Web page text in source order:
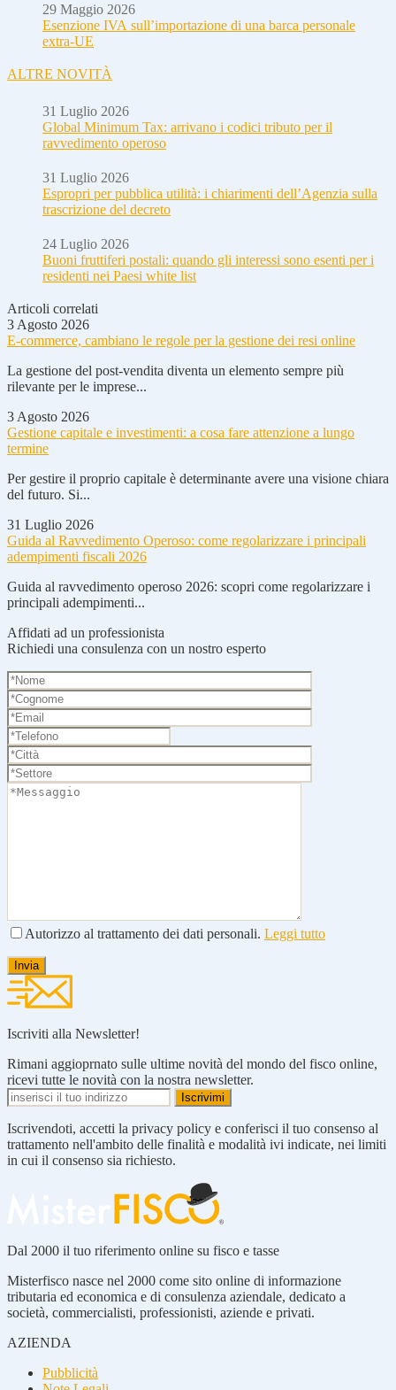
29 Maggio 2026
Esenzione IVA sull’importazione di una barca personale
extra-UE
ALTRE NOVITÀ
31 Luglio 2026
Global Minimum Tax: arrivano i codici tributo per il
ravvedimento operoso
31 Luglio 2026
Espropri per pubblica utilità: i chiarimenti dell’Agenzia sulla
trascrizione del decreto
24 Luglio 2026
Buoni fruttiferi postali: quando gli interessi sono esenti per i
residenti nei Paesi white list
Articoli correlati
3 Agosto 2026
E-commerce, cambiano le regole per la gestione dei resi online
La gestione del post-vendita diventa un elemento sempre più
rilevante per le imprese...
3 Agosto 2026
Gestione capitale e investimenti: a cosa fare attenzione a lungo
termine
Per gestire il proprio capitale è determinante avere una visione chiara
del futuro. Si...
31 Luglio 2026
Guida al Ravvedimento Operoso: come regolarizzare i principali
adempimenti fiscali 2026
Guida al ravvedimento operoso 2026: scopri come regolarizzare i
principali adempimenti...
Affidati ad un professionista
Richiedi una consulenza con un nostro esperto
Autorizzo al trattamento dei dati personali. Leggi tutto
Iscriviti alla Newsletter!
Rimani aggioprnato sulle ultime novità del mondo del fisco online,
ricevi tutte le novità con la nostra newsletter.
Iscrivendoti, accetti la privacy policy e conferisci il tuo consenso al
trattamento nell'ambito delle finalità e modalità ivi indicate, nei limiti
in cui il consenso sia richiesto.
Dal 2000 il tuo riferimento online su fisco e tasse
Misterfisco nasce nel 2000 come sito online di informazione
tributaria ed economica e di consulenza aziendale, dedicato a
società, commercialisti, professionisti, aziende e privati.
AZIENDA
Pubblicità